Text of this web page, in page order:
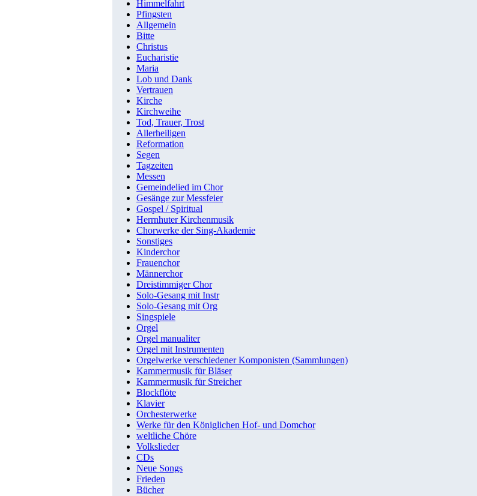
Himmelfahrt
Pfingsten
Allgemein
Bitte
Christus
Eucharistie
Maria
Lob und Dank
Vertrauen
Kirche
Kirchweihe
Tod, Trauer, Trost
Allerheiligen
Reformation
Segen
Tagzeiten
Messen
Gemeindelied im Chor
Gesänge zur Messfeier
Gospel / Spiritual
Herrnhuter Kirchenmusik
Chorwerke der Sing-Akademie
Sonstiges
Kinderchor
Frauenchor
Männerchor
Dreistimmiger Chor
Solo-Gesang mit Instr
Solo-Gesang mit Org
Singspiele
Orgel
Orgel manualiter
Orgel mit Instrumenten
Orgelwerke verschiedener Komponisten (Sammlungen)
Kammermusik für Bläser
Kammermusik für Streicher
Blockflöte
Klavier
Orchesterwerke
Werke für den Königlichen Hof- und Domchor
weltliche Chöre
Volkslieder
CDs
Neue Songs
Frieden
Bücher